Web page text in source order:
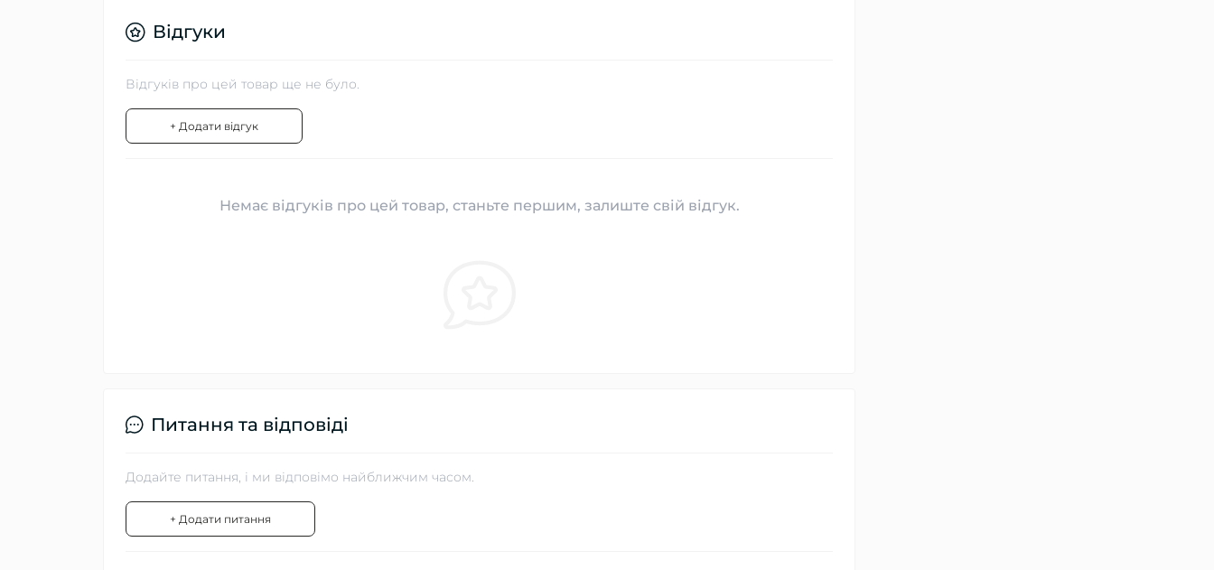
Відгуки
Відгуків про цей товар ще не було.
+ Додати відгук
Немає відгуків про цей товар, станьте першим, залиште свій відгук.
Питання та відповіді
Додайте питання, і ми відповімо найближчим часом.
+ Додати питання